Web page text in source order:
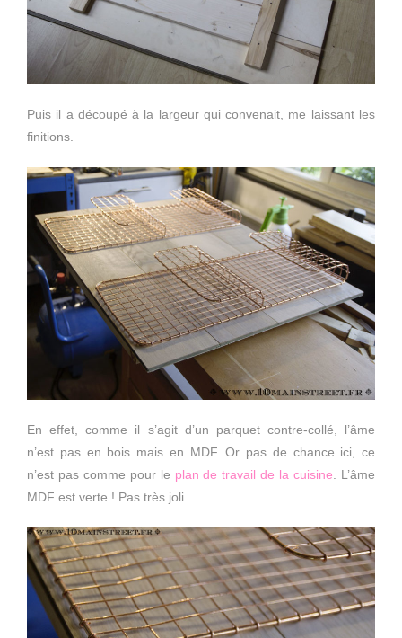
Puis il a découpé à la largeur qui convenait, me laissant les
finitions.
En effet, comme il s’agit d’un parquet contre-collé, l’âme
n’est pas en bois mais en MDF. Or pas de chance ici, ce
n’est pas comme pour le plan de travail de la cuisine . L’âme
MDF est verte ! Pas très joli.